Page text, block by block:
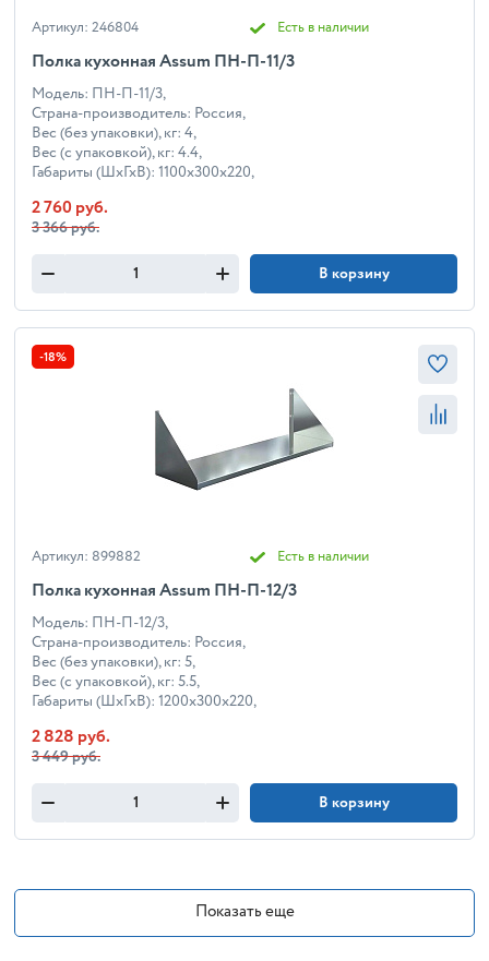
Артикул: 246804 Есть в наличии
Полка кухонная Assum ПН-П-11/3
Модель: ПН-П-11/3,
Страна-производитель: Россия,
Вес (без упаковки), кг: 4,
Вес (с упаковкой), кг: 4.4,
Габариты (ШхГхВ): 1100x300x220,
2 760 руб.
3 366 руб.
В корзину
-18%
Артикул: 899882 Есть в наличии
Полка кухонная Assum ПН-П-12/3
Модель: ПН-П-12/3,
Страна-производитель: Россия,
Вес (без упаковки), кг: 5,
Вес (с упаковкой), кг: 5.5,
Габариты (ШхГхВ): 1200x300x220,
2 828 руб.
3 449 руб.
В корзину
Показать еще